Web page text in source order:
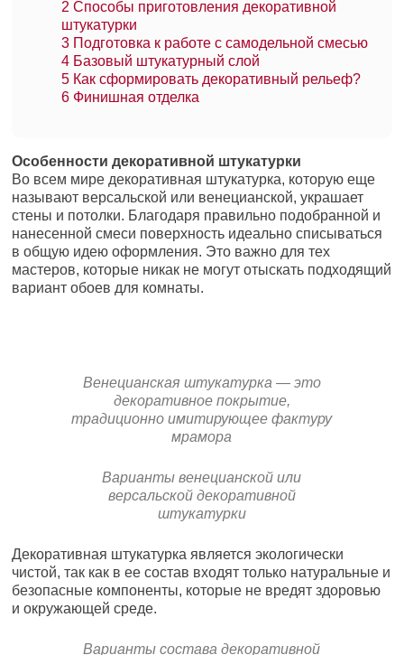
2 Способы приготовления декоративной
штукатурки
3 Подготовка к работе с самодельной смесью
4 Базовый штукатурный слой
5 Как сформировать декоративный рельеф?
6 Финишная отделка
Особенности декоративной штукатурки
Во всем мире декоративная штукатурка, которую еще
называют версальской или венецианской, украшает
стены и потолки. Благодаря правильно подобранной и
нанесенной смеси поверхность идеально списываться
в общую идею оформления. Это важно для тех
мастеров, которые никак не могут отыскать подходящий
вариант обоев для комнаты.
Венецианская штукатурка — это
декоративное покрытие,
традиционно имитирующее фактуру
мрамора
Варианты венецианской или
версальской декоративной
штукатурки
Декоративная штукатурка является экологически
чистой, так как в ее состав входят только натуральные и
безопасные компоненты, которые не вредят здоровью
и окружающей среде.
Варианты состава декоративной